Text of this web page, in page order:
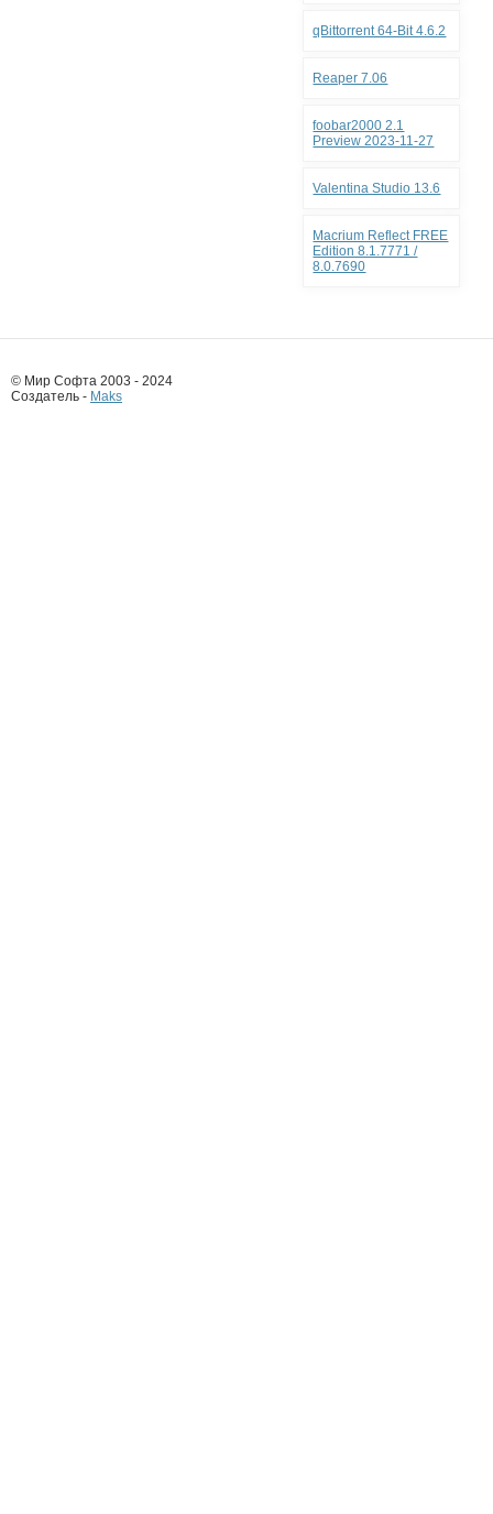
qBittorrent 64-Bit 4.6.2
Reaper 7.06
foobar2000 2.1
Preview 2023-11-27
Valentina Studio 13.6
Macrium Reflect FREE
Edition 8.1.7771 /
8.0.7690
© Мир Софта 2003 - 2024
Создатель - Maks